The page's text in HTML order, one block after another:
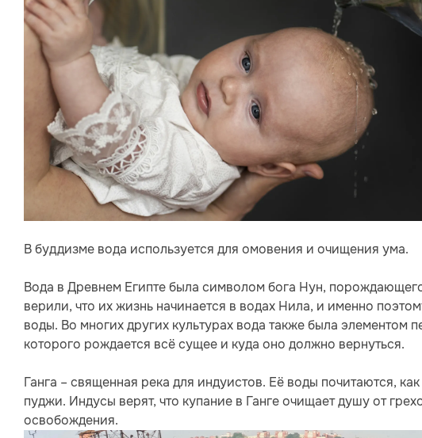
В буддизме вода используется для омовения и очищения ума.
Вода в Древнем Египте была символом бога Нун,
верили, что их жизнь начинается в водах Нила, и именно
воды. Во многих других культурах вода также была элементом
которого рождается всё сущее и куда оно должно вернуться.
Ганга – священная река для индуистов. Её воды почитаются,
пуджи. Индусы верят, что купание в Ганге очищает душу от
освобождения.